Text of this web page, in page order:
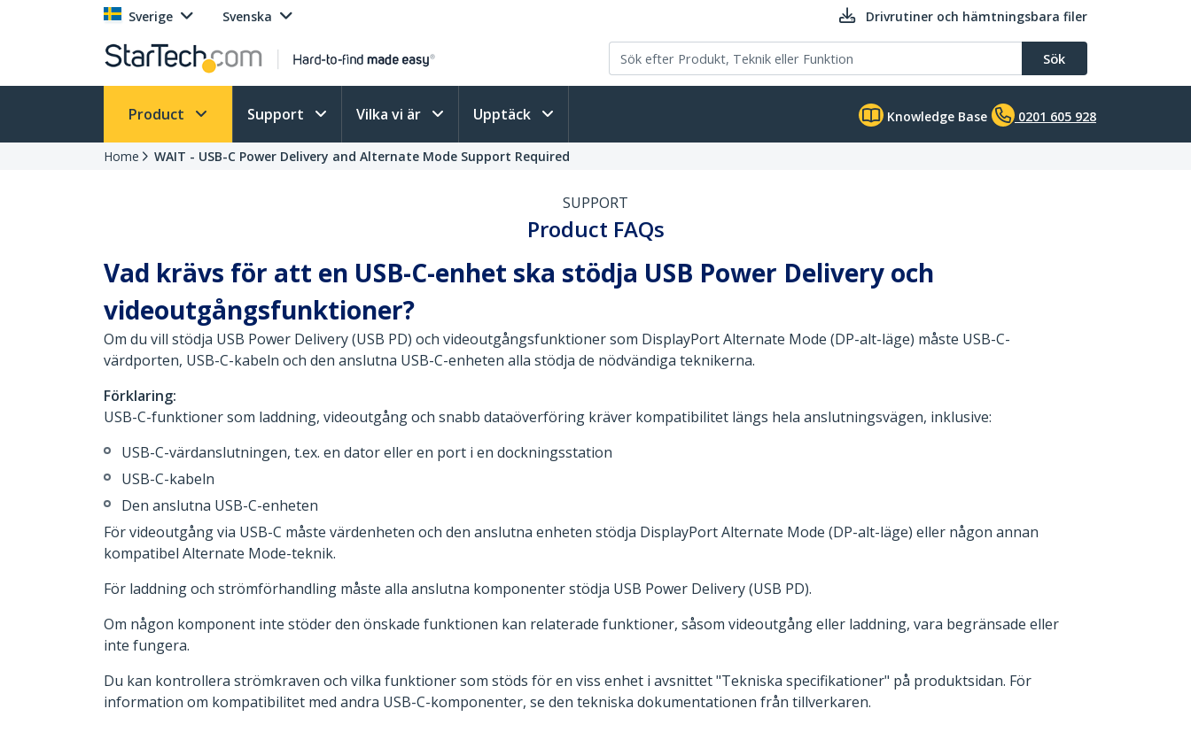
Sverige Svenska Drivrutiner och hämtningsbara filer
Sök
Product Support Vilka vi är Upptäck Knowledge Base 0201 605 928
Home WAIT - USB-C Power Delivery and Alternate Mode Support Required
SUPPORT
Product FAQs
Vad krävs för att en USB-C-enhet ska stödja USB Power Delivery och
videoutgångsfunktioner?
Om du vill stödja USB Power Delivery (USB PD) och videoutgångsfunktioner som DisplayPort Alternate Mode (DP-alt-läge) måste USB-C-
värdporten, USB-C-kabeln och den anslutna USB-C-enheten alla stödja de nödvändiga teknikerna.
Förklaring:
USB-C-funktioner som laddning, videoutgång och snabb dataöverföring kräver kompatibilitet längs hela anslutningsvägen, inklusive:
USB-C-värdanslutningen, t.ex. en dator eller en port i en dockningsstation
USB-C-kabeln
Den anslutna USB-C-enheten
För videoutgång via USB-C måste värdenheten och den anslutna enheten stödja DisplayPort Alternate Mode (DP-alt-läge) eller någon annan
kompatibel Alternate Mode-teknik.
För laddning och strömförhandling måste alla anslutna komponenter stödja USB Power Delivery (USB PD).
Om någon komponent inte stöder den önskade funktionen kan relaterade funktioner, såsom videoutgång eller laddning, vara begränsade eller
inte fungera.
Du kan kontrollera strömkraven och vilka funktioner som stöds för en viss enhet i avsnittet "Tekniska specifikationer" på produktsidan. För
information om kompatibilitet med andra USB-C-komponenter, se den tekniska dokumentationen från tillverkaren.